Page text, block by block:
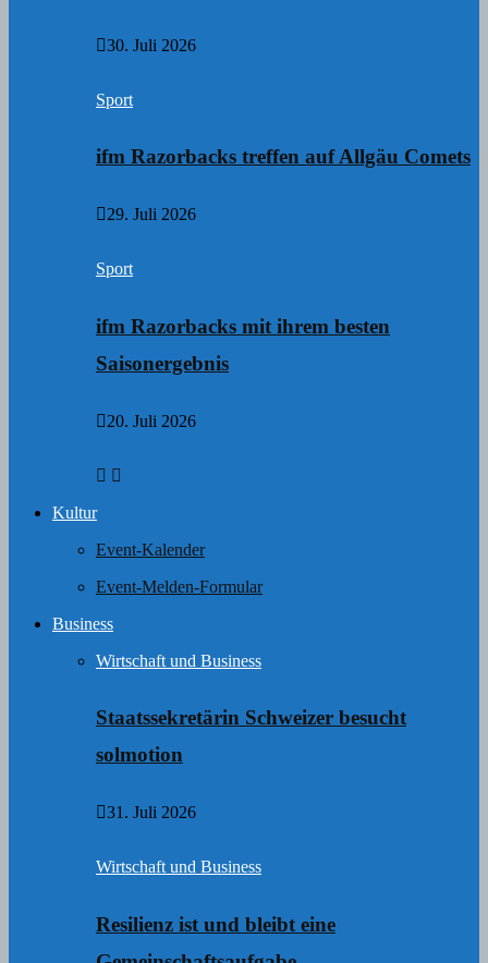
30. Juli 2026
Sport
ifm Razorbacks treffen auf Allgäu Comets
29. Juli 2026
Sport
ifm Razorbacks mit ihrem besten
Saisonergebnis
20. Juli 2026
Kultur
Event-Kalender
Event-Melden-Formular
Business
Wirtschaft und Business
Staatssekretärin Schweizer besucht
solmotion
31. Juli 2026
Wirtschaft und Business
Resilienz ist und bleibt eine